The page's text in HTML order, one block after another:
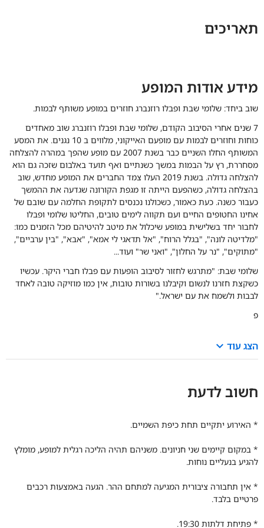
תאריכים
מידע אודות המופע
שוב ביחד: שלומי שבת ופבלו רוזנברג חוזרים במופע משותף לבמות.
7 שנים אחרי הסיבוב הקודם, שלומי שבת ופבלו רוזנברג שוב מאחדים
כוחות וחוזרים לבמות עם מופעם האייקוני, מלווים ב 10 נגנים. את המסע
המשותף החלו השניים כבר בשנת 2007 עם מופע שהפך במהרה להצלחה
מסחררת, רץ על הבמות במשך כשנתיים ואף תועד באלבום שזכה גם הוא
להצלחה גדולה. בשנת 2019 העלו צמד החברים את המופע מחדש, שוב
בהצלחה גדולה, כשהפעם הייתה זו מגפת הקורונה שגדעה את ההמשך
כעבור כשנה. כעת כאמור, כשכולנו נכנסים לתקופת החלמה עם שובם של
אחינו החטופים החיים ועם תקווה לימים טובים, החליטו שלומי ופבלו
לחבור יחד בשלישית במופע שיכלול את מיטב להיטיהם מכל הזמנים כמו:
"מלדיטה לונה", "בגלל הרוח", "אל תדאגי לי אמא", "אבא", "בין ערביים",
"מתוקים", "נר על החלון", "ואני שר" ועוד...
שלומי שבת: "מתרגש לחזור לסיבוב הופעות עם פבלו חברי היקר. עכשיו
כשקצת חזרנו לנשום וקיבלנו בשורות טובות, אין כמו מוזיקה טובה לאחד
לבבות ולשמח את עם ישראל."
פ
הצג עוד keyboard_arrow_down
חשוב לדעת
* האירוע יתקיים תחת כיפת השמיים.
* ב מקום קיימים שני חניונים. משניהם תהיה הליכה רגלית למופע, מומלץ
להגיע בנעליים נוחות.
* אין תחבורה ציבורית המגיעה למתחם ההר. הגעה באמצעות רכבים
פרטיים בלבד.
* פתיחת דלתות 19:30.